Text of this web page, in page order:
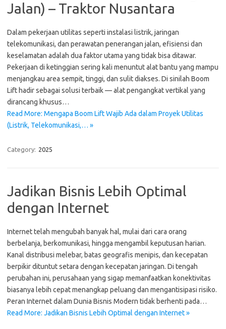
Jalan) – Traktor Nusantara
Dalam pekerjaan utilitas seperti instalasi listrik, jaringan
telekomunikasi, dan perawatan penerangan jalan, efisiensi dan
keselamatan adalah dua faktor utama yang tidak bisa ditawar.
Pekerjaan di ketinggian sering kali menuntut alat bantu yang mampu
menjangkau area sempit, tinggi, dan sulit diakses. Di sinilah Boom
Lift hadir sebagai solusi terbaik — alat pengangkat vertikal yang
dirancang khusus…
Read More: Mengapa Boom Lift Wajib Ada dalam Proyek Utilitas
(Listrik, Telekomunikasi,… »
Category: 2025
Jadikan Bisnis Lebih Optimal
dengan Internet
Internet telah mengubah banyak hal, mulai dari cara orang
berbelanja, berkomunikasi, hingga mengambil keputusan harian.
Kanal distribusi melebar, batas geografis menipis, dan kecepatan
berpikir dituntut setara dengan kecepatan jaringan. Di tengah
perubahan ini, perusahaan yang sigap memanfaatkan konektivitas
biasanya lebih cepat menangkap peluang dan mengantisipasi risiko.
Peran Internet dalam Dunia Bisnis Modern tidak berhenti pada…
Read More: Jadikan Bisnis Lebih Optimal dengan Internet »